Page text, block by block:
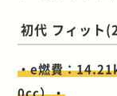
初代 フィット
・e燃費：
0cc）・